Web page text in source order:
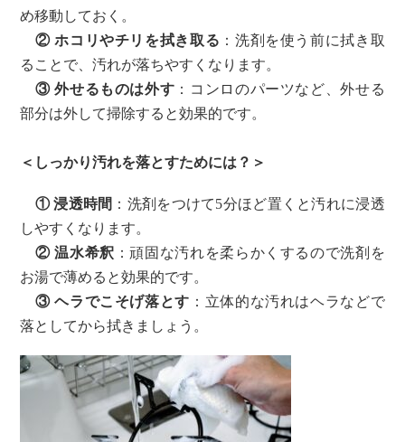
め移動しておく。
② ホコリやチリを拭き取る ：洗剤を使う前に拭き取
ることで、汚れが落ちやすくなります。
③ 外せるものは外す ：コンロのパーツなど、外せる
部分は外して掃除すると効果的です。
＜しっかり汚れを落とすためには？＞
① 浸透時間 ：洗剤をつけて5分ほど置くと汚れに浸透
しやすくなります。
②温水希釈 ：頑固な汚れを柔らかくするので洗剤を
お湯で薄めると効果的です。
③ ヘラでこそげ落とす ：立体的な汚れはヘラなどで
落としてから拭きましょう。